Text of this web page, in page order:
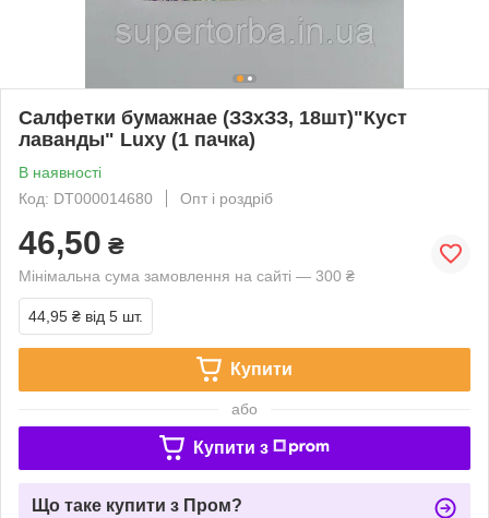
Салфетки бумажнае (ЗЗхЗЗ, 18шт)"Куст
лаванды" Luxy (1 пачка)
В наявності
Код: DT000014680
Опт і роздріб
46,50 ₴
Мінімальна сума замовлення на сайті — 300 ₴
44,95 ₴ від 5 шт.
Купити
або
Купити з
Що таке купити з Пром?